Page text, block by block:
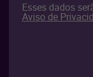
Esses dados
Aviso de